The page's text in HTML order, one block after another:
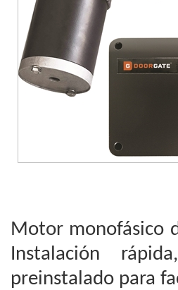
Motor monofásico
Instalación
preinstalado para